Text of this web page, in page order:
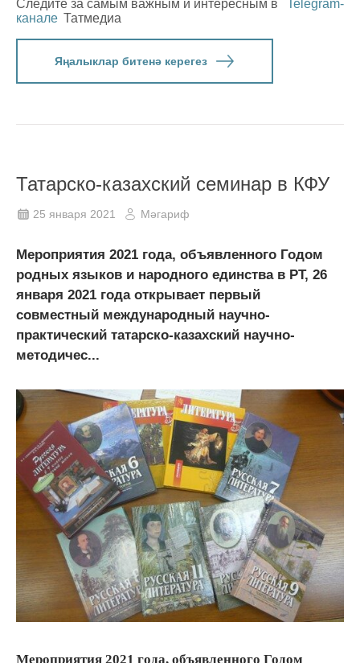
Следите за самым важным и интересным в
Telegram-
канале Татмедиа
Яңалыклар битенә керегез
Татарско-казахский семинар в КФУ
25 января 2021 Мәгариф
Мероприятия 2021 года, объявленного Годом
родных языков и народного единства в РТ, 26
января 2021 года открывает первый
совместный международный научно-
практический татарско-казахский научно-
методичес...
Мероприятия 2021 года, объявленного Годом